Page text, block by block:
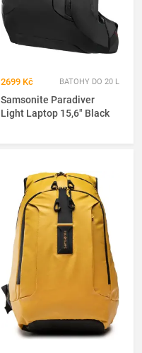
2699 Kč BATOHY DO 20 L
Samsonite Paradiver
Light Laptop 15,6" Black